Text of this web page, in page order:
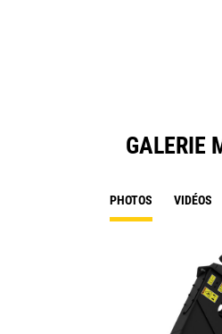
GALERIE
PHOTOS VIDÉOS